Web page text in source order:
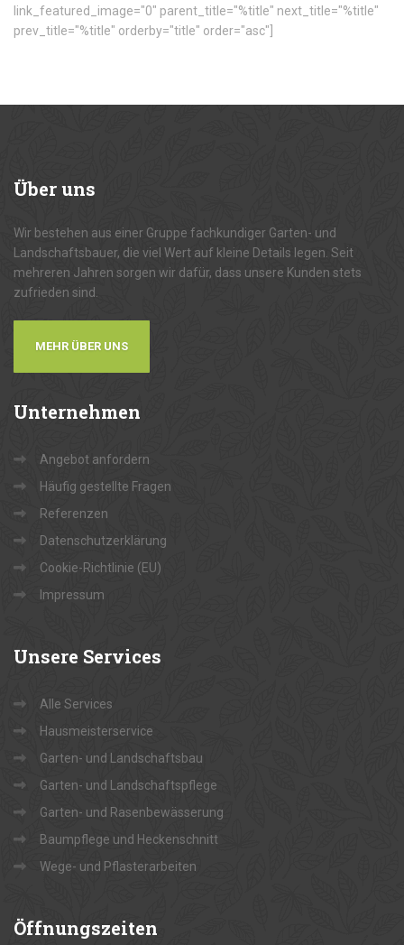
link_featured_image="0" parent_title="%title" next_title="%title"
prev_title="%title" orderby="title" order="asc"]
Überuns
Wir bestehen aus einer Gruppe fachkundiger Garten- und
Landschaftsbauer, die viel Wert auf kleine Details legen. Seit
mehreren Jahren sorgen wir dafür, dass unsere Kunden stets
zufrieden sind.
MEHR ÜBER UNS
Unternehmen
Angebot anfordern
Häufig gestellte Fragen
Referenzen
Datenschutzerklärung
Cookie-Richtlinie (EU)
Impressum
Unsere Services
Alle Services
Hausmeisterservice
Garten- und Landschaftsbau
Garten- und Landschaftspflege
Garten- und Rasenbewässerung
Baumpflege und Heckenschnitt
Wege- und Pflasterarbeiten
Öffnungszeiten